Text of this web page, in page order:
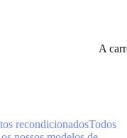
A
recondicionadosTodos